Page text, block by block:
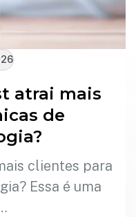
atrai mais
de
clientes para
Essa é uma